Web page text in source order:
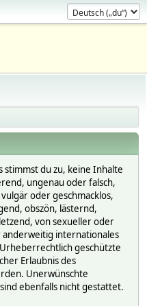
stimmst du zu, keine Inhalte
ungenau oder falsch,
oder geschmacklos,
obszön, lästernd,
von sexueller oder
internationales
geschützte
Erlaubnis des
Unerwünschte
ebenfalls nicht gestattet.